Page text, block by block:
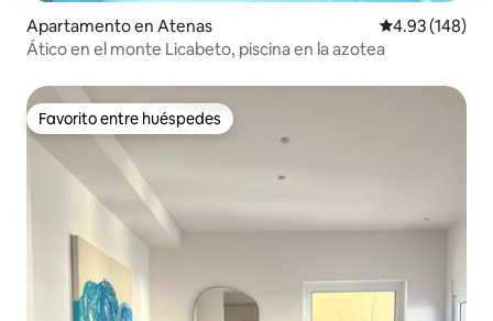
Apartamento en Atenas Calificación
4.93 (148)
Ático en el monte Licabeto, piscina en la azotea
Favorito entre huéspedes
Favorito entre huéspedes